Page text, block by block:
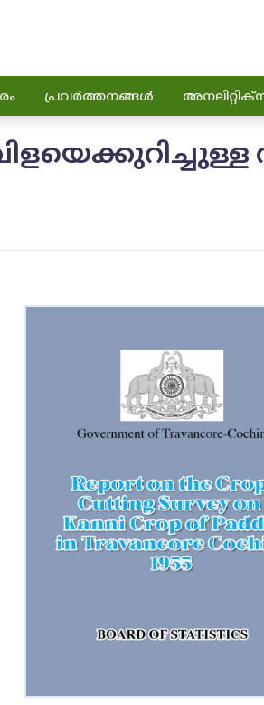
പ്രവർത്തനങ്ങൾ